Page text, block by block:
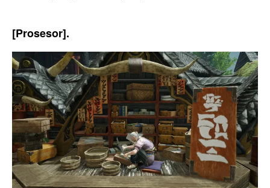
[Prosesor].